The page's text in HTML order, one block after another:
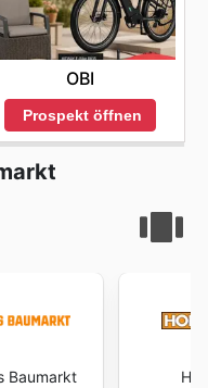
OBI
Prospekt öffnen
Baumarkt